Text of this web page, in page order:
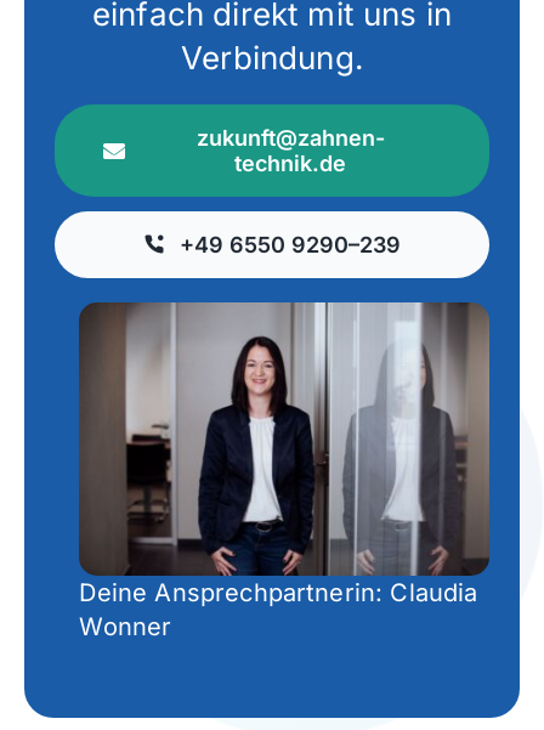
einfach direkt mit uns in
Verbindung.
zukunft@zahnen-
technik.de
+49 6550 9290–239
Deine Ansprechpartnerin: Claudia
Wonner